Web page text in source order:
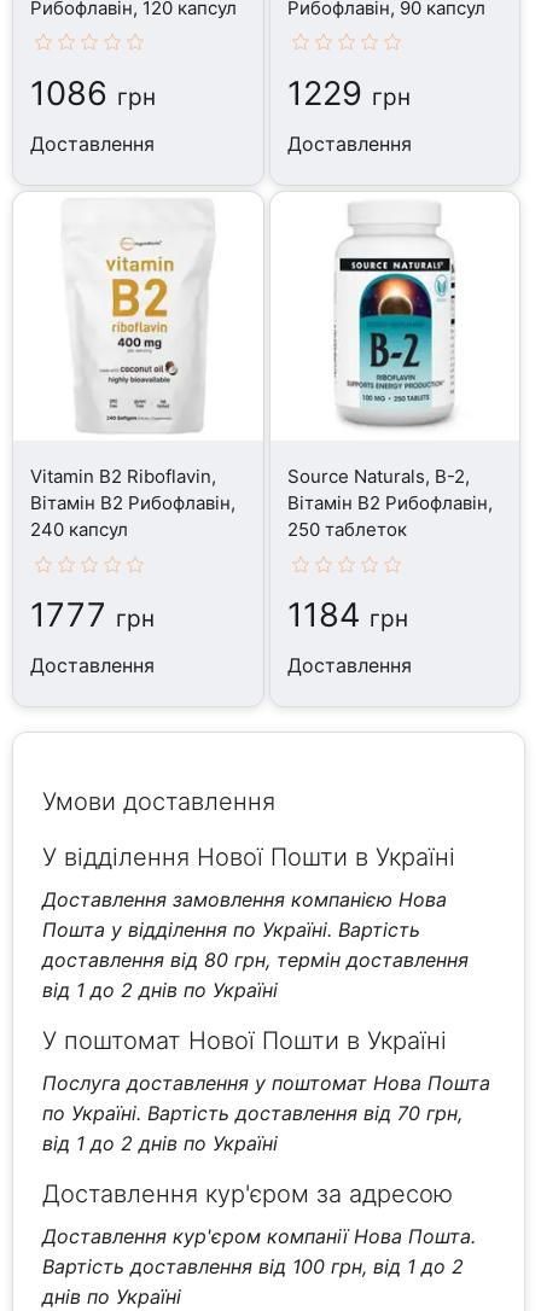
Рибофлавін, 120 капсул
1086 грн
Доставлення
Рибофлавін, 90 капсул
1229 грн
Доставлення
Vitamin B2 Riboflavin,
Вітамін В2 Рибофлавін,
240 капсул
1777 грн
Доставлення
Source Naturals, B-2,
Вітамін В2 Рибофлавін,
250 таблеток
1184 грн
Доставлення
Умови доставлення
У відділення Нової Пошти в Україні
Доставлення замовлення компанією Нова
Пошта у відділення по Україні. Вартість
доставлення від 80 грн, термін доставлення
від 1 до 2 днів по Україні
У поштомат Нової Пошти в Україні
Послуга доставлення у поштомат Нова Пошта
по Україні. Вартість доставлення від 70 грн,
від 1 до 2 днів по Україні
Доставлення кур'єром за адресою
Доставлення кур'єром компанії Нова Пошта.
Вартість доставлення від 100 грн, від 1 до 2
днів по Україні